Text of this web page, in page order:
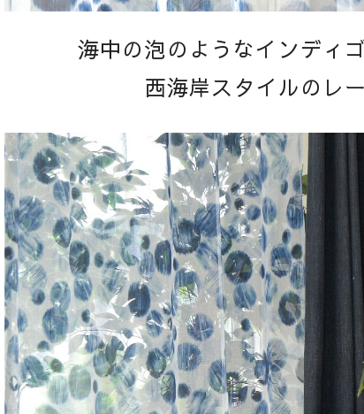
海中の泡のようなインディ
西海岸スタイルのレ